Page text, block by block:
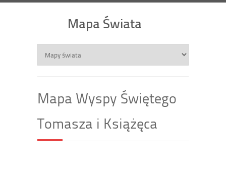
Mapa Świata
Mapa Wyspy Świętego
Tomasza i Książęca